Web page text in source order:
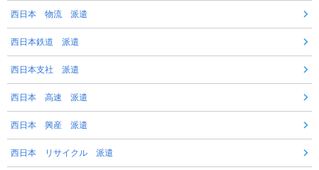
西日本 物流 派遣
西日本鉄道 派遣
西日本支社 派遣
西日本 高速 派遣
西日本 興産 派遣
西日本 リサイクル 派遣